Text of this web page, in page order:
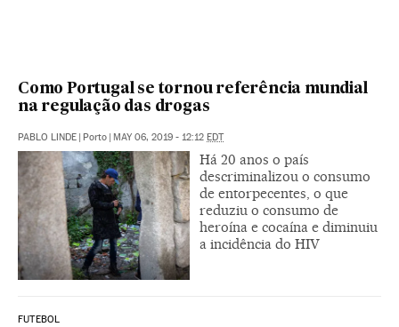
Como Portugal se tornou referência mundial
na regulação das drogas
PABLO LINDE Porto MAY 06, 2019 - 12:12 EDT
Há 20 anos o país
descriminalizou o consumo
de entorpecentes, o que
reduziu o consumo de
heroína e cocaína e diminuiu
a incidência do HIV
FUTEBOL